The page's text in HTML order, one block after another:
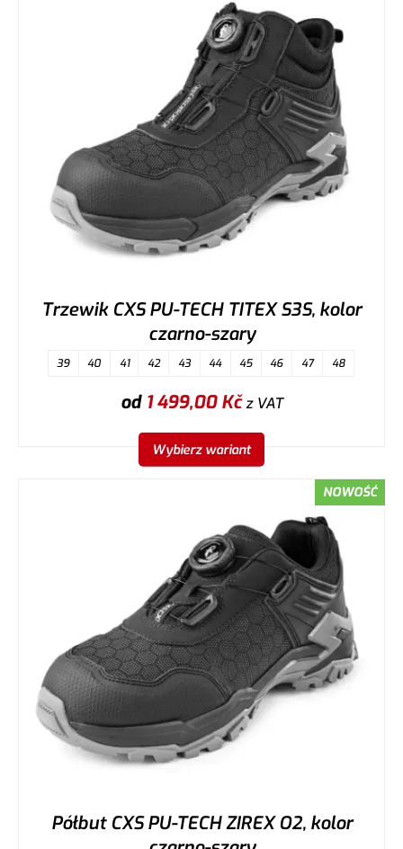
Trzewik CXS PU-TECH TITEX S3S, kolor
czarno-szary
39 40 41 42 43 44 45 46 47 48
od 1 499,00Kčz VAT
Wybierz wariant
NOWOŚĆ
Półbut CXS PU-TECH ZIREX O2, kolor